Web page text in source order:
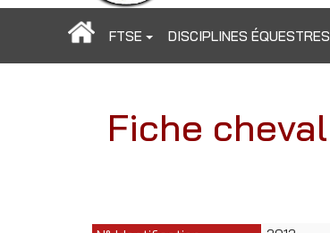
FTSE DISCIPLINES ÉQUESTRES
Fiche cheval